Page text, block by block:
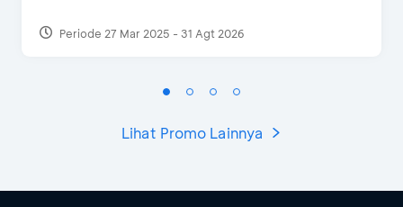
Periode 27 Mar 2025 - 31 Agt 2026
Lihat Promo Lainnya